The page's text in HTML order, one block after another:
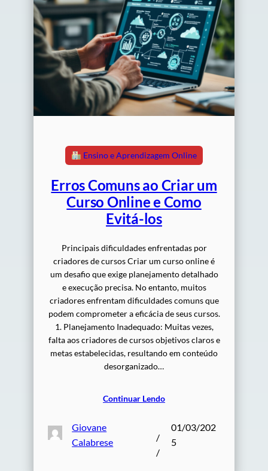
Ensino e Aprendizagem Online
Erros Comuns ao Criar um
Curso Online e Como
Evitá-los
Principais dificuldades enfrentadas por
criadores de cursos Criar um curso online é
um desafio que exige planejamento detalhado
e execução precisa. No entanto, muitos
criadores enfrentam dificuldades comuns que
podem comprometer a eficácia de seus cursos.
1. Planejamento Inadequado: Muitas vezes,
falta aos criadores de cursos objetivos claros e
metas estabelecidas, resultando em conteúdo
desorganizado…
Continuar Lendo
Giovane
Calabrese
/
/
01/03/202
5